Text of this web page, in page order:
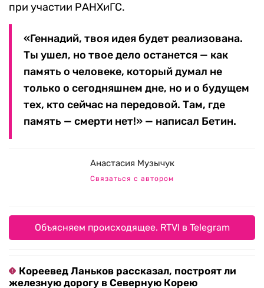
при участии РАНХиГС.
«Геннадий, твоя идея будет реализована.
Ты ушел, но твое дело останется — как
память о человеке, который думал не
только о сегодняшнем дне, но и о будущем
тех, кто сейчас на передовой. Там, где
память — смерти нет!» — написал Бетин.
Анастасия Музычук
Связаться с автором
Объясняем происходящее. RTVI в Telegram
Кореевед Ланьков рассказал, построят ли
железную дорогу в Северную Корею